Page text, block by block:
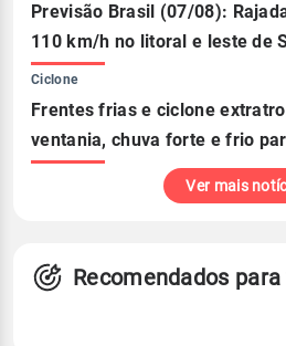
Previsão Brasil (07/08):
110 km/h no litoral e leste de
Ciclone
Frentes frias e ciclone
ventania, chuva forte e frio
Ver mais
Recomendados para